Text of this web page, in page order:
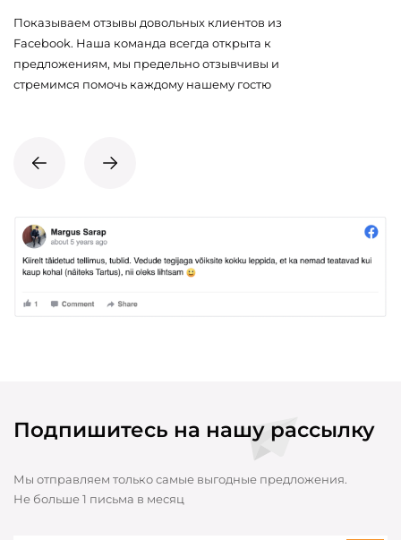
Показываем отзывы довольных клиентов из
Facebook. Наша команда всегда открыта к
предложениям, мы предельно отзывчивы и
стремимся помочь каждому нашему гостю
Подпишитесь на нашу рассылку
Мы отправляем только самые выгодные предложения.
Не больше 1 письма в месяц